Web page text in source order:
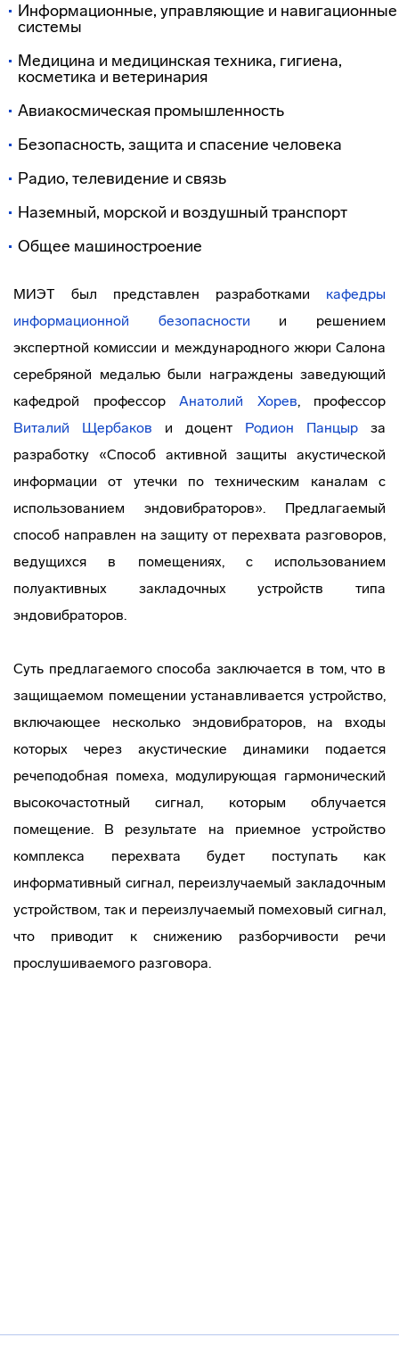
Информационные, управляющие и навигационные
системы
Медицина и медицинская техника, гигиена,
косметика и ветеринария
Авиакосмическая промышленность
Безопасность, защита и спасение человека
Радио, телевидение и связь
Наземный, морской и воздушный транспорт
Общее машиностроение
МИЭТ был представлен разработками кафедры
информационной безопасности и решением
экспертной комиссии и международного жюри Салона
серебряной медалью были награждены заведующий
кафедрой профессор Анатолий Хорев, профессор
Виталий Щербаков и доцент Родион Панцыр за
разработку «Способ активной защиты акустической
информации от утечки по техническим каналам с
использованием эндовибраторов». Предлагаемый
способ направлен на защиту от перехвата разговоров,
ведущихся в помещениях, с использованием
полуактивных закладочных устройств типа
эндовибраторов.
Суть предлагаемого способа заключается в том, что в
защищаемом помещении устанавливается устройство,
включающее несколько эндовибраторов, на входы
которых через акустические динамики подается
речеподобная помеха, модулирующая гармонический
высокочастотный сигнал, которым облучается
помещение. В результате на приемное устройство
комплекса перехвата будет поступать как
информативный сигнал, переизлучаемый закладочным
устройством, так и переизлучаемый помеховый сигнал,
что приводит к снижению разборчивости речи
прослушиваемого разговора.